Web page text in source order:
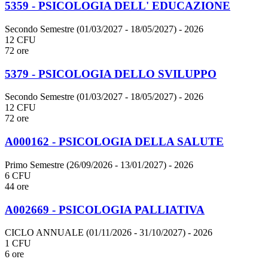
5359 - PSICOLOGIA DELL' EDUCAZIONE
Secondo Semestre (01/03/2027 - 18/05/2027) - 2026
12 CFU
72 ore
5379 - PSICOLOGIA DELLO SVILUPPO
Secondo Semestre (01/03/2027 - 18/05/2027) - 2026
12 CFU
72 ore
A000162 - PSICOLOGIA DELLA SALUTE
Primo Semestre (26/09/2026 - 13/01/2027) - 2026
6 CFU
44 ore
A002669 - PSICOLOGIA PALLIATIVA
CICLO ANNUALE (01/11/2026 - 31/10/2027) - 2026
1 CFU
6 ore